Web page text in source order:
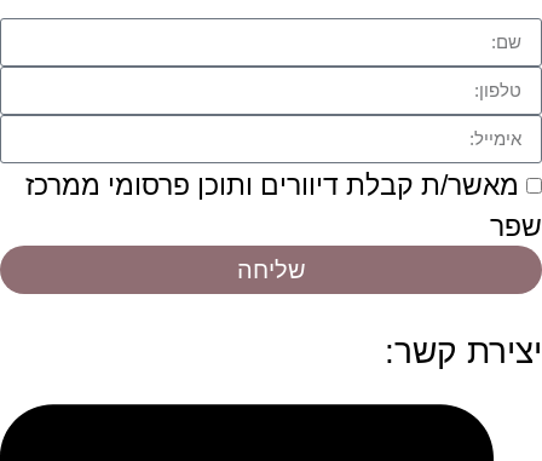
מאשר/ת קבלת דיוורים ותוכן פרסומי ממרכז
שפר
שליחה
יצירת קשר: